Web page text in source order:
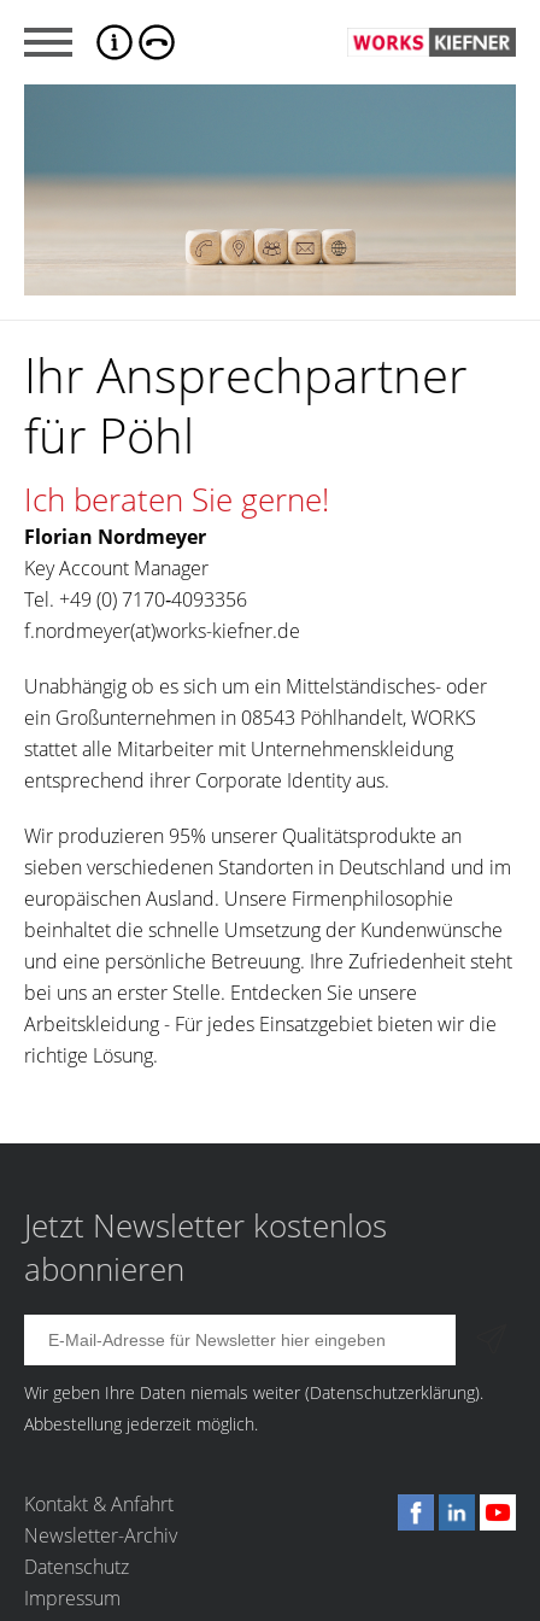
Ihr Ansprechpartner
für Pöhl
Ich beraten Sie gerne!
Florian Nordmeyer
Key Account Manager
Tel. +49 (0) 7170‐4093356
f.nordmeyer(at)works-kiefner.de
Unabhängig ob es sich um ein Mittelständisches- oder
ein Großunternehmen in 08543 Pöhlhandelt, WORKS
stattet alle Mitarbeiter mit Unternehmenskleidung
entsprechend ihrer Corporate Identity aus.
Wir produzieren 95% unserer Qualitätsprodukte an
sieben verschiedenen Standorten in Deutschland und im
europäischen Ausland. Unsere Firmenphilosophie
beinhaltet die schnelle Umsetzung der Kundenwünsche
und eine persönliche Betreuung. Ihre Zufriedenheit steht
bei uns an erster Stelle. Entdecken Sie unsere
Arbeitskleidung - Für jedes Einsatzgebiet bieten wir die
richtige Lösung.
Jetzt Newsletter kostenlos
abonnieren
Wir geben Ihre Daten niemals weiter (Datenschutzerklärung).
Abbestellung jederzeit möglich.
Kontakt & Anfahrt
Newsletter-Archiv
Datenschutz
Impressum